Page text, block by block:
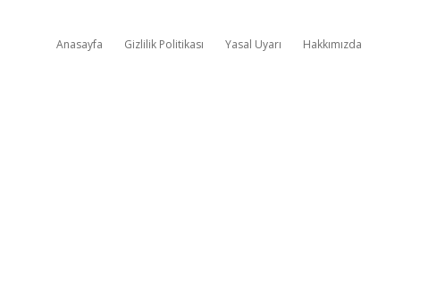
Anasayfa Gizlilik Politikası Yasal Uyarı Hakkımızda